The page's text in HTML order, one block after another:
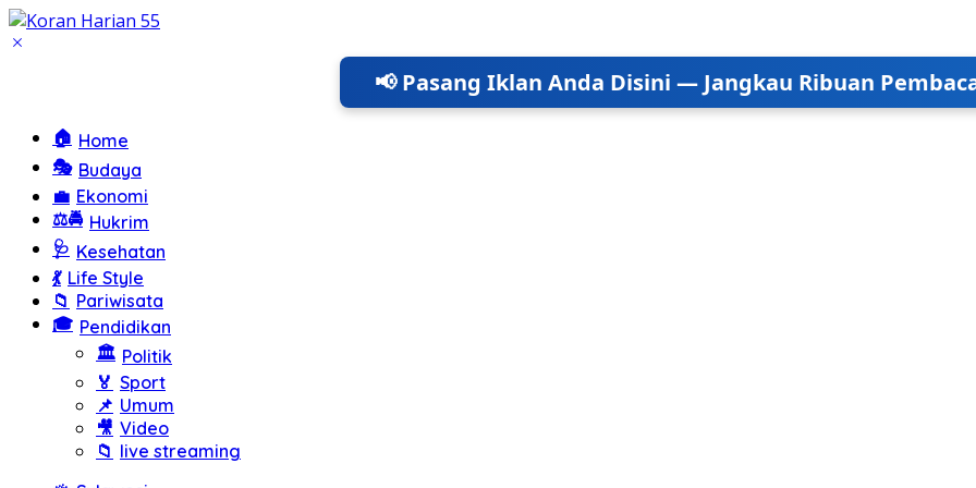
Langsung
ke
📢 Pasang Iklan Anda Disini — Jangkau Ribuan
🏠 Home
🎭 Budaya
💼 Ekonomi
⚖️🚔 Hukrim
🩺 Kesehatan
💃 Life Style
📁 Pariwisata
🎓 Pendidikan
🏛️ Politik
🏅 Sport
📌 Umum
🎥 Video
📁 live streaming